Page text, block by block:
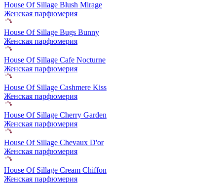
House Of Sillage Blush Mirage
Женская парфюмерия
House Of Sillage Bugs Bunny
Женская парфюмерия
House Of Sillage Cafe Nocturne
Женская парфюмерия
House Of Sillage Cashmere Kiss
Женская парфюмерия
House Of Sillage Cherry Garden
Женская парфюмерия
House Of Sillage Chevaux D'or
Женская парфюмерия
House Of Sillage Cream Chiffon
Женская парфюмерия